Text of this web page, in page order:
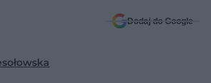
Dodaj do Google